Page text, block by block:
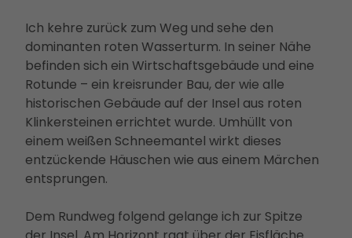
Ich kehre zurück zum Weg und sehe den
dominanten roten Wasserturm. In seiner Nähe
befinden sich ein Wirtschaftsgebäude und eine
Rotunde – ein kreisrunder Bau, der wie alle
historischen Gebäude auf der Insel aus roten
Klinkersteinen errichtet wurde. Umhüllt von
einem weißen Schneemantel wirkt dieses
entzückende Häuschen wie aus einem Märchen
entsprungen.
Dem Rundweg folgend gelange ich zur Spitze